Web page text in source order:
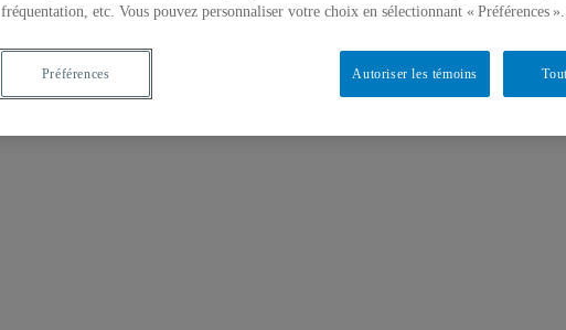
fréquentation, etc. Vous pouvez personnaliser votre choix en sélectionnant « Préférences ».
Autoriser les témoins
Préférences